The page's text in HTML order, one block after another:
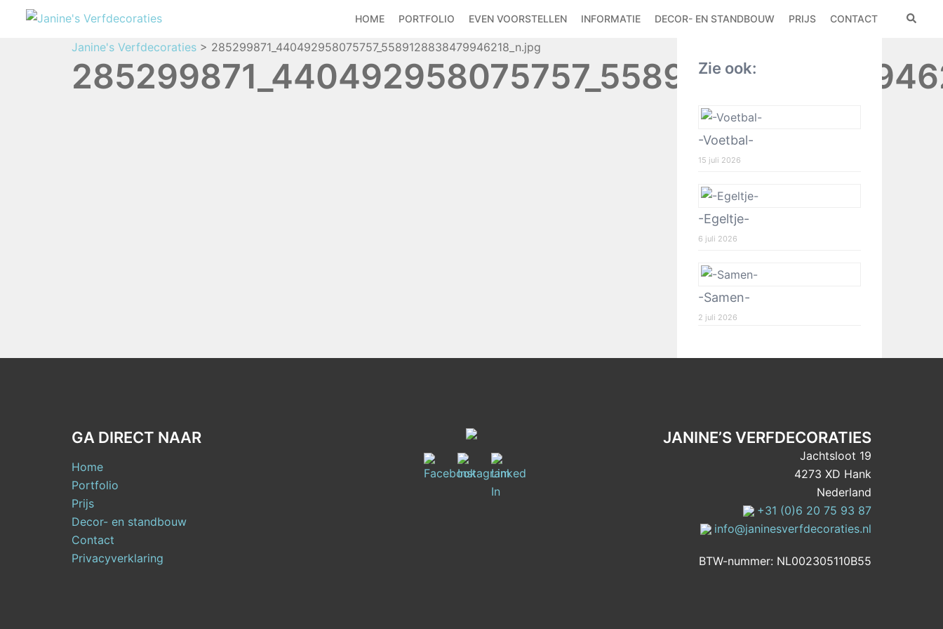
HOME PORTFOLIO EVEN VOORSTELLEN INFORMATIE DECOR- EN STANDBOUW PRIJS CONTACT
Janine's Verfdecoraties > 285299871_440492958075757_5589128838479946218_n.jpg
Zie ook:
-Voetbal-
15 juli 2026
-Egeltje-
6 juli 2026
-Samen-
2 juli 2026
GA DIRECT NAAR
Home
Portfolio
Prijs
Decor- en standbouw
Contact
Privacyverklaring
JANINE’S VERFDECORATIES
Jachtsloot 19
4273 XD Hank
Nederland
+31 (0)6 20 75 93 87
info@janinesverfdecoraties.nl
BTW-nummer: NL002305110B55